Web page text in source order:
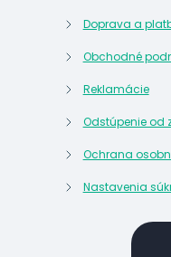
Doprava a
Obchodné
Reklamácie
Odstúpenie od
Ochrana
Nastavenia